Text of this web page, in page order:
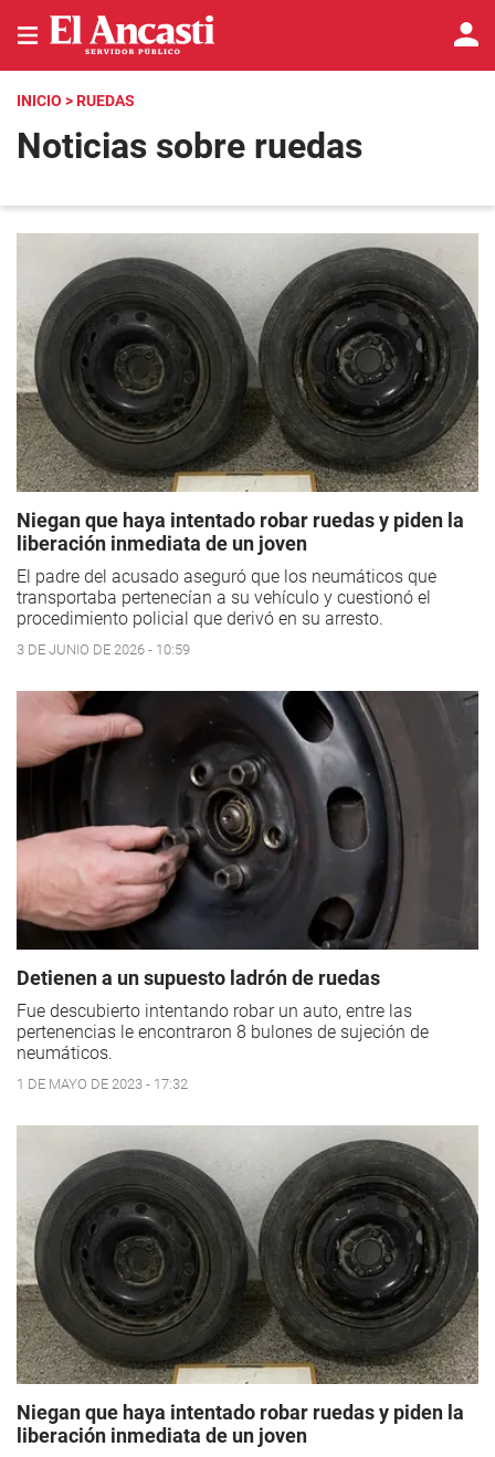
INICIO > RUEDAS
Noticias sobre ruedas
Niegan que haya intentado robar ruedas y piden la
liberación inmediata de un joven
El padre del acusado aseguró que los neumáticos que
transportaba pertenecían a su vehículo y cuestionó el
procedimiento policial que derivó en su arresto.
3 DE JUNIO DE 2026 - 10:59
Detienen a un supuesto ladrón de ruedas
Fue descubierto intentando robar un auto, entre las
pertenencias le encontraron 8 bulones de sujeción de
neumáticos.
1 DE MAYO DE 2023 - 17:32
Niegan que haya intentado robar ruedas y piden la
liberación inmediata de un joven